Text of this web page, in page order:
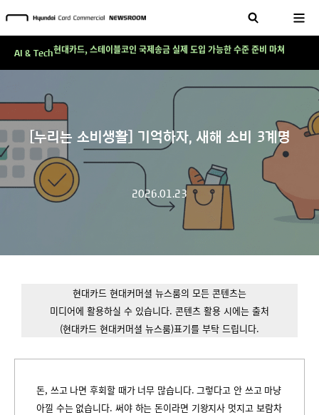
[누리는 소비생활] 기억하자, 새해 소비 3계명
2026.01.23
현대카드 현대커머셜 뉴스룸의 모든 콘텐츠는
미디어에 활용하실 수 있습니다. 콘텐츠 활용 시에는 출처
(현대카드 현대커머셜 뉴스룸)표기를 부탁 드립니다.
돈, 쓰고 나면 후회할 때가 너무 많습니다. 그렇다고 안 쓰고 마냥
아낄 수는 없습니다. 써야 하는 돈이라면 기왕지사 멋지고 보람차
AI & Tech현대카드, 스테이블코인 국제송금 실제 도입 가능한 수준 준비 마쳐
'AI에게도 배운다'…현대카드·현대커머셜이 'AX 시대'에 대응하는 방식
현대카드, 스테이블코인 국제송금 실제 도입 가능한 수준 준비 마쳐
'AI에게도 배운다'…현대카드·현대커머셜이 'AX 시대'에 대응하는 방식
테크 그 이상의 답을 찾다!